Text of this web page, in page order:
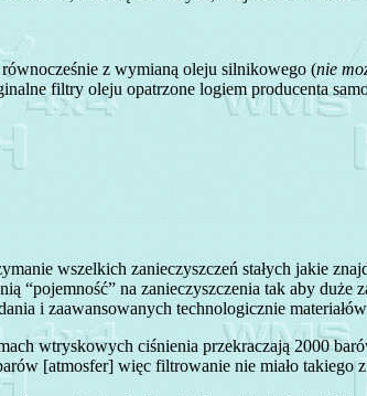
z wymianą oleju silnikowego (nie
filtry oleju opatrzone logiem producenta
wszelkich zanieczyszczeń stałych jakie
“pojemność” na zanieczyszczenia tak aby
i zaawansowanych technologicznie
wtryskowych ciśnienia przekraczają 2000
[atmosfer] więc filtrowanie nie miało takiego